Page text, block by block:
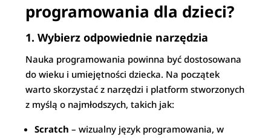
programowania dla dzieci?
1. Wybierz odpowiednie narzędzia
Nauka programowania powinna być dostosowana
do wieku i umiejętności dziecka. Na początek
warto skorzystać z narzędzi i platform stworzonych
z myślą o najmłodszych, takich jak:
Scratch – wizualny język programowania, w